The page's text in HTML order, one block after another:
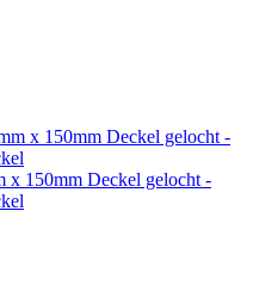
x 150mm Deckel gelocht -